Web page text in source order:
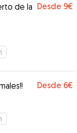
de la Desde 9€
Desde 6€